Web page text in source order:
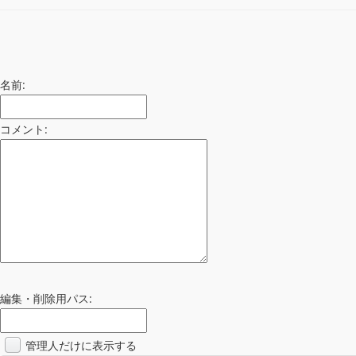
名前:
コメント:
編集・削除用パス:
管理人だけに表示する